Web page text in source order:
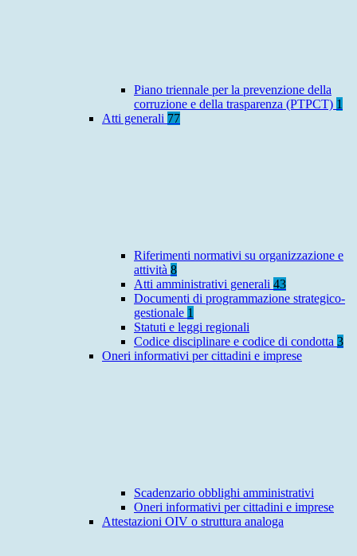
Piano triennale per la prevenzione della
corruzione e della trasparenza (PTPCT) 1
Atti generali 77
Riferimenti normativi su organizzazione e
attività 8
Atti amministrativi generali 43
Documenti di programmazione strategico-
gestionale 1
Statuti e leggi regionali
Codice disciplinare e codice di condotta 3
Oneri informativi per cittadini e imprese
Scadenzario obblighi amministrativi
Oneri informativi per cittadini e imprese
Attestazioni OIV o struttura analoga